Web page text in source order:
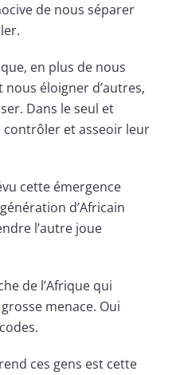
de nous séparer
en plus de nous
éloigner d’autres,
Dans le seul et
et asseoir leur
cette émergence
d’Africain
l’autre joue
de l’Afrique qui
menace. Oui
ces gens est cette